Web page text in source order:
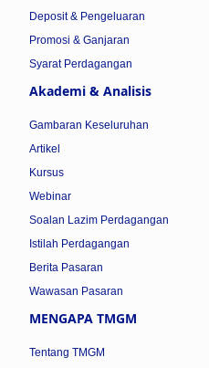
Deposit & Pengeluaran
Promosi & Ganjaran
Syarat Perdagangan
Akademi & Analisis
Gambaran Keseluruhan
Artikel
Kursus
Webinar
Soalan Lazim Perdagangan
Istilah Perdagangan
Berita Pasaran
Wawasan Pasaran
MENGAPA TMGM
Tentang TMGM